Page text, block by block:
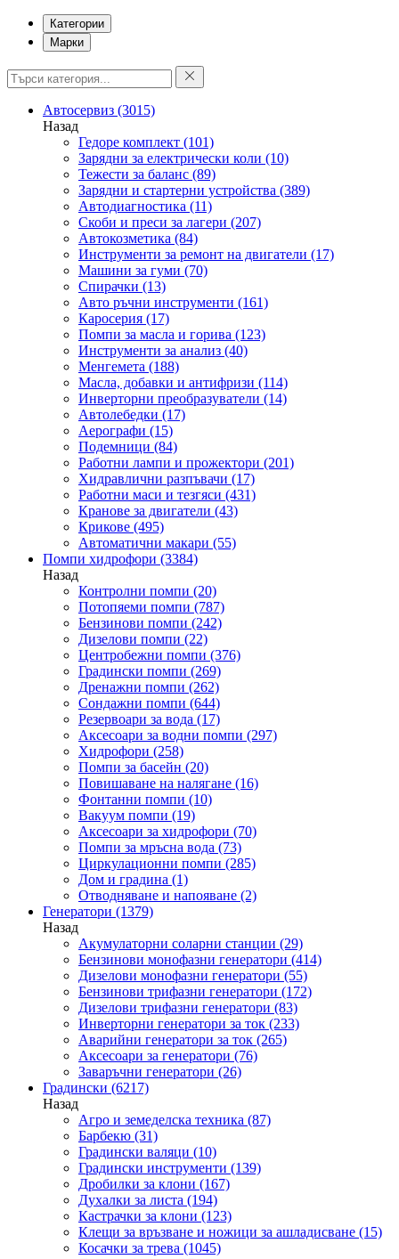
Категории
Марки
Автосервиз (3015)
Назад
Гедоре комплект (101)
Зарядни за електрически коли (10)
Тежести за баланс (89)
Зарядни и стартерни устройства (389)
Автодиагностика (11)
Скоби и преси за лагери (207)
Автокозметика (84)
Инструменти за ремонт на двигатели (17)
Машини за гуми (70)
Спирачки (13)
Авто ръчни инструменти (161)
Каросерия (17)
Помпи за масла и горива (123)
Инструменти за анализ (40)
Менгемета (188)
Масла, добавки и антифризи (114)
Инверторни преобразуватели (14)
Автолебедки (17)
Аерографи (15)
Подемници (84)
Работни лампи и прожектори (201)
Хидравлични разпъвачи (17)
Работни маси и тезгяси (431)
Кранове за двигатели (43)
Крикове (495)
Автоматични макари (55)
Помпи хидрофори (3384)
Назад
Контролни помпи (20)
Потопяеми помпи (787)
Бензинови помпи (242)
Дизелови помпи (22)
Центробежни помпи (376)
Градински помпи (269)
Дренажни помпи (262)
Сондажни помпи (644)
Резервоари за вода (17)
Аксесоари за водни помпи (297)
Хидрофори (258)
Помпи за басейн (20)
Повишаване на налягане (16)
Фонтанни помпи (10)
Вакуум помпи (19)
Аксесоари за хидрофори (70)
Помпи за мръсна вода (73)
Циркулационни помпи (285)
Дом и градина (1)
Отводняване и напояване (2)
Генератори (1379)
Назад
Акумулаторни соларни станции (29)
Бензинови монофазни генератори (414)
Дизелови монофазни генератори (55)
Бензинови трифазни генератори (172)
Дизелови трифазни генератори (83)
Инверторни генератори за ток (233)
Аварийни генератори за ток (265)
Аксесоари за генератори (76)
Заваръчни генератори (26)
Градински (6217)
Назад
Агро и земеделска техника (87)
Барбекю (31)
Градински валяци (10)
Градински инструменти (139)
Дробилки за клони (167)
Духалки за листа (194)
Кастрачки за клони (123)
Клещи за връзване и ножици за ашладисване (15)
Косачки за трева (1045)